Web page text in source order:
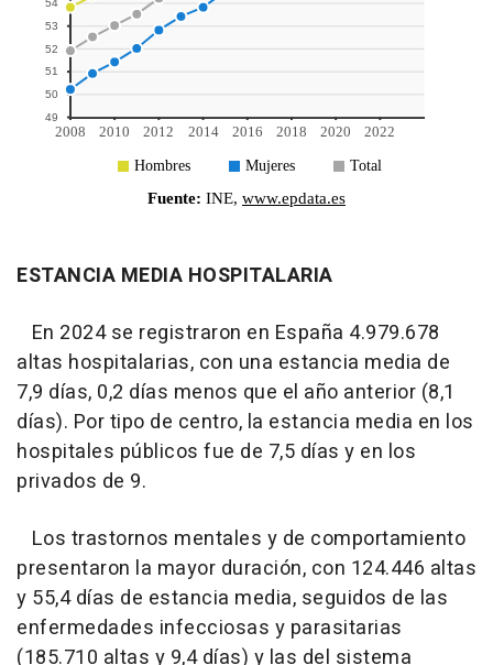
ESTANCIA MEDIA HOSPITALARIA
En 2024 se registraron en España 4.979.678
altas hospitalarias, con una estancia media de
7,9 días, 0,2 días menos que el año anterior (8,1
días). Por tipo de centro, la estancia media en los
hospitales públicos fue de 7,5 días y en los
privados de 9.
Los trastornos mentales y de comportamiento
presentaron la mayor duración, con 124.446 altas
y 55,4 días de estancia media, seguidos de las
enfermedades infecciosas y parasitarias
(185.710 altas y 9,4 días) y las del sistema